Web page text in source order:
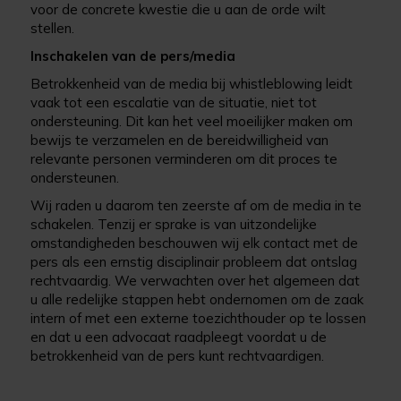
voor de concrete kwestie die u aan de orde wilt
stellen.
Inschakelen van de pers/media
Betrokkenheid van de media bij whistleblowing leidt
vaak tot een escalatie van de situatie, niet tot
ondersteuning. Dit kan het veel moeilijker maken om
bewijs te verzamelen en de bereidwilligheid van
relevante personen verminderen om dit proces te
ondersteunen.
Wij raden u daarom ten zeerste af om de media in te
schakelen. Tenzij er sprake is van uitzondelijke
omstandigheden beschouwen wij elk contact met de
pers als een ernstig disciplinair probleem dat ontslag
rechtvaardig. We verwachten over het algemeen dat
u alle redelijke stappen hebt ondernomen om de zaak
intern of met een externe toezichthouder op te lossen
en dat u een advocaat raadpleegt voordat u de
betrokkenheid van de pers kunt rechtvaardigen.